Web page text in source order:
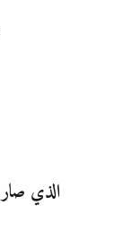
الذي صار